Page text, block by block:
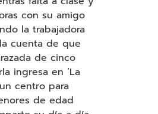
con su amigo
la trabajadora
cuenta de que
de cinco
ingresa en ‘La
centro para
de edad